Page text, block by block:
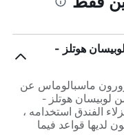
هوتلز -
ماسبالوماس عن
لوبيسان هوتلز -
الفندق استخدامه ،
لديها قواعد فيما